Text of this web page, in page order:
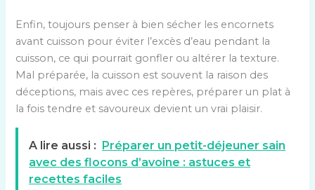
Enfin, toujours penser à bien sécher les encornets
avant cuisson pour éviter l’excès d’eau pendant la
cuisson, ce qui pourrait gonfler ou altérer la texture.
Mal préparée, la cuisson est souvent la raison des
déceptions, mais avec ces repères, préparer un plat à
la fois tendre et savoureux devient un vrai plaisir.
A lire aussi :
Préparer un petit-déjeuner sain
avec des flocons d’avoine : astuces et
recettes faciles